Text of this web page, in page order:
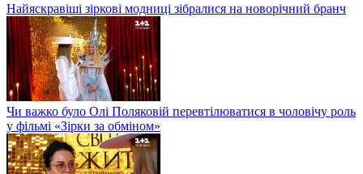
Найяскравіші зіркові модниці зібралися на новорічний бранч
Чи важко було Олі Поляковій перевтілюватися в чоловічу роль
у фільмі «Зірки за обміном»